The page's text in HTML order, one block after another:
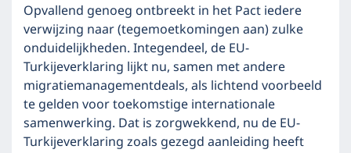
Opvallend genoeg ontbreekt in het Pact iedere
verwijzing naar (tegemoetkomingen aan) zulke
onduidelijkheden. Integendeel, de EU-
Turkijeverklaring lijkt nu, samen met andere
migratiemanagementdeals, als lichtend voorbeeld
te gelden voor toekomstige internationale
samenwerking. Dat is zorgwekkend, nu de EU-
Turkijeverklaring zoals gezegd aanleiding heeft